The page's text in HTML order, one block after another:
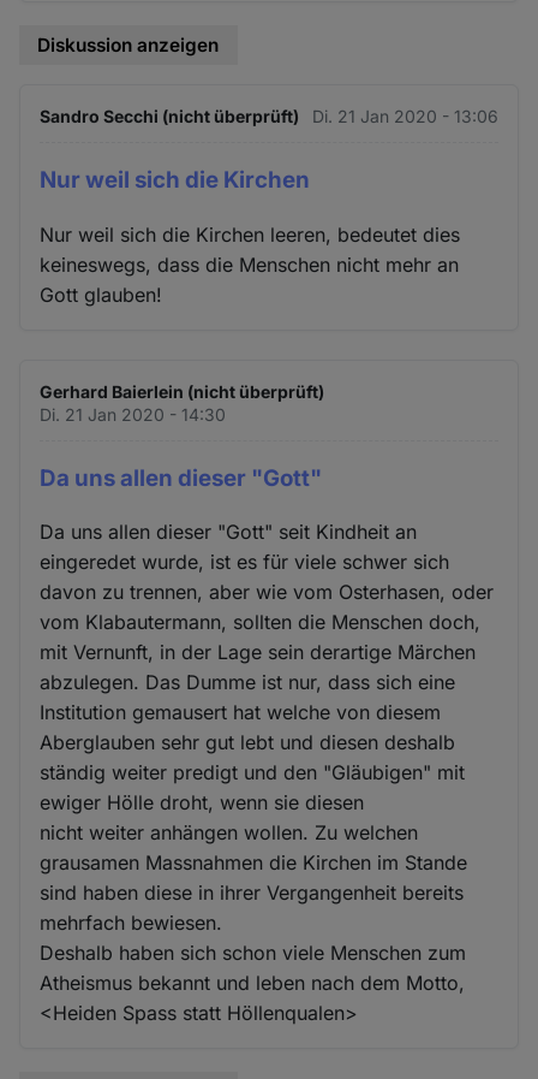
Diskussion anzeigen
Sandro Secchi (nicht überprüft) Di. 21 Jan 2020 - 13:06
Nur weil sich die Kirchen
Nur weil sich die Kirchen leeren, bedeutet dies
keineswegs, dass die Menschen nicht mehr an
Gott glauben!
Gerhard Baierlein (nicht überprüft)
Di. 21 Jan 2020 - 14:30
Da uns allen dieser "Gott"
Da uns allen dieser "Gott" seit Kindheit an
eingeredet wurde, ist es für viele schwer sich
davon zu trennen, aber wie vom Osterhasen, oder
vom Klabautermann, sollten die Menschen doch,
mit Vernunft, in der Lage sein derartige Märchen
abzulegen. Das Dumme ist nur, dass sich eine
Institution gemausert hat welche von diesem
Aberglauben sehr gut lebt und diesen deshalb
ständig weiter predigt und den "Gläubigen" mit
ewiger Hölle droht, wenn sie diesen
nicht weiter anhängen wollen. Zu welchen
grausamen Massnahmen die Kirchen im Stande
sind haben diese in ihrer Vergangenheit bereits
mehrfach bewiesen.
Deshalb haben sich schon viele Menschen zum
Atheismus bekannt und leben nach dem Motto,
<Heiden Spass statt Höllenqualen>